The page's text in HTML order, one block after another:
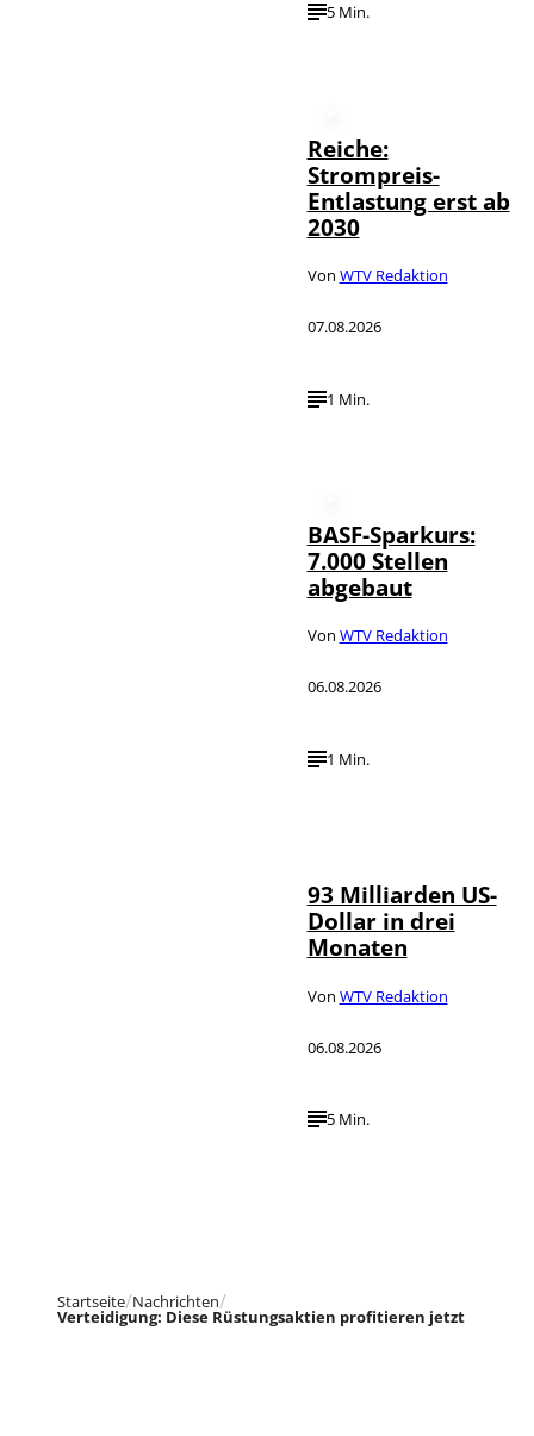
5 Min.
Reiche:
Strompreis-
Entlastung erst ab
2030
Von WTV Redaktion
07.08.2026
1 Min.
BASF-Sparkurs:
7.000 Stellen
abgebaut
Von WTV Redaktion
06.08.2026
1 Min.
93 Milliarden US-
Dollar in drei
Monaten
Von WTV Redaktion
06.08.2026
5 Min.
Startseite Nachrichten
Verteidigung: Diese Rüstungsaktien profitieren jetzt